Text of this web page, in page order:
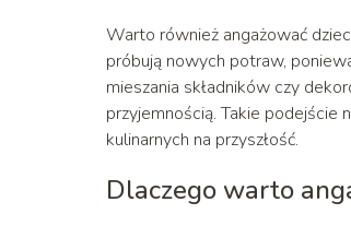
Warto również angażować
próbują nowych potraw,
mieszania składników czy
przyjemnością. Takie podejście
kulinarnych na przyszłość.
Dlaczego warto